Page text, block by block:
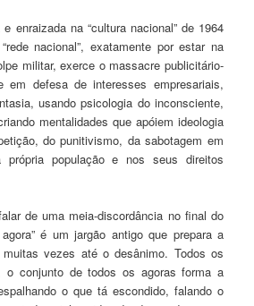
enraizada na “cultura nacional” de 1964
nacional”, exatamente por estar na
militar, exerce o massacre publicitário-
em defesa de interesses empresariais,
usando psicologia do inconsciente,
mentalidades que apóiem ideologia
do punitivismo, da sabotagem em
própria população e nos seus direitos
de uma meia-discordância no final do
é um jargão antigo que prepara a
vezes até o desânimo. Todos os
o conjunto de todos os agoras forma a
o que tá escondido, falando o